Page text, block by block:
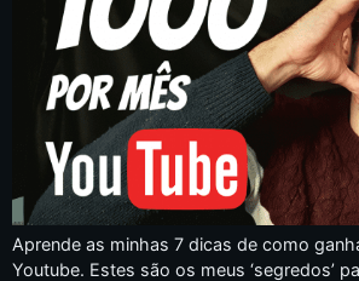
Aprende as minhas 7 dicas de como
Youtube. Estes são os meus ‘segredos’